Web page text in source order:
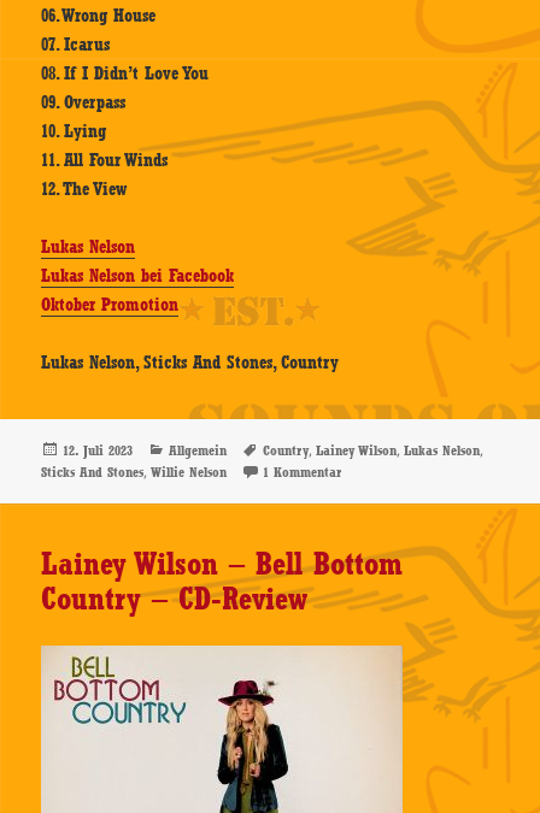
06. Wrong House
07. Icarus
08. If I Didn’t Love You
09. Overpass
10. Lying
11. All Four Winds
12. The View
Lukas Nelson
Lukas Nelson bei Facebook
Oktober Promotion
Lukas Nelson, Sticks And Stones, Country
Veröffentlicht
am
12. Juli 2023 Kategorien
Allgemein Schlagwörter
Country,Lainey Wilson,Lukas Nelson,
Sticks And Stones,Willie Nelson 1 Kommentarzu Lukas Nelson & Promise Of
Lainey Wilson – Bell Bottom
Country – CD-Review